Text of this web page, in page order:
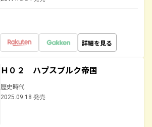
詳細を見る
Ｈ０２ ハプスブルク帝国
歴史時代
2025.09.18 発売